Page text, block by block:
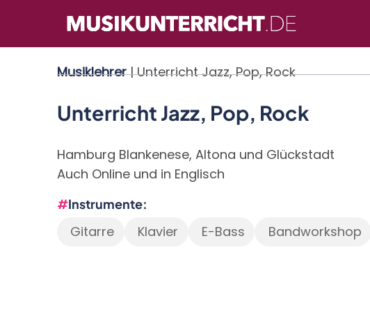
Inhalt
Musiklehrer| Unterricht Jazz, Pop, Rock
Unterricht Jazz, Pop, Rock
Hamburg Blankenese, Altona und Glückstadt
Auch Online und in Englisch
Instrumente
Gitarre Klavier E-Bass Bandworkshop